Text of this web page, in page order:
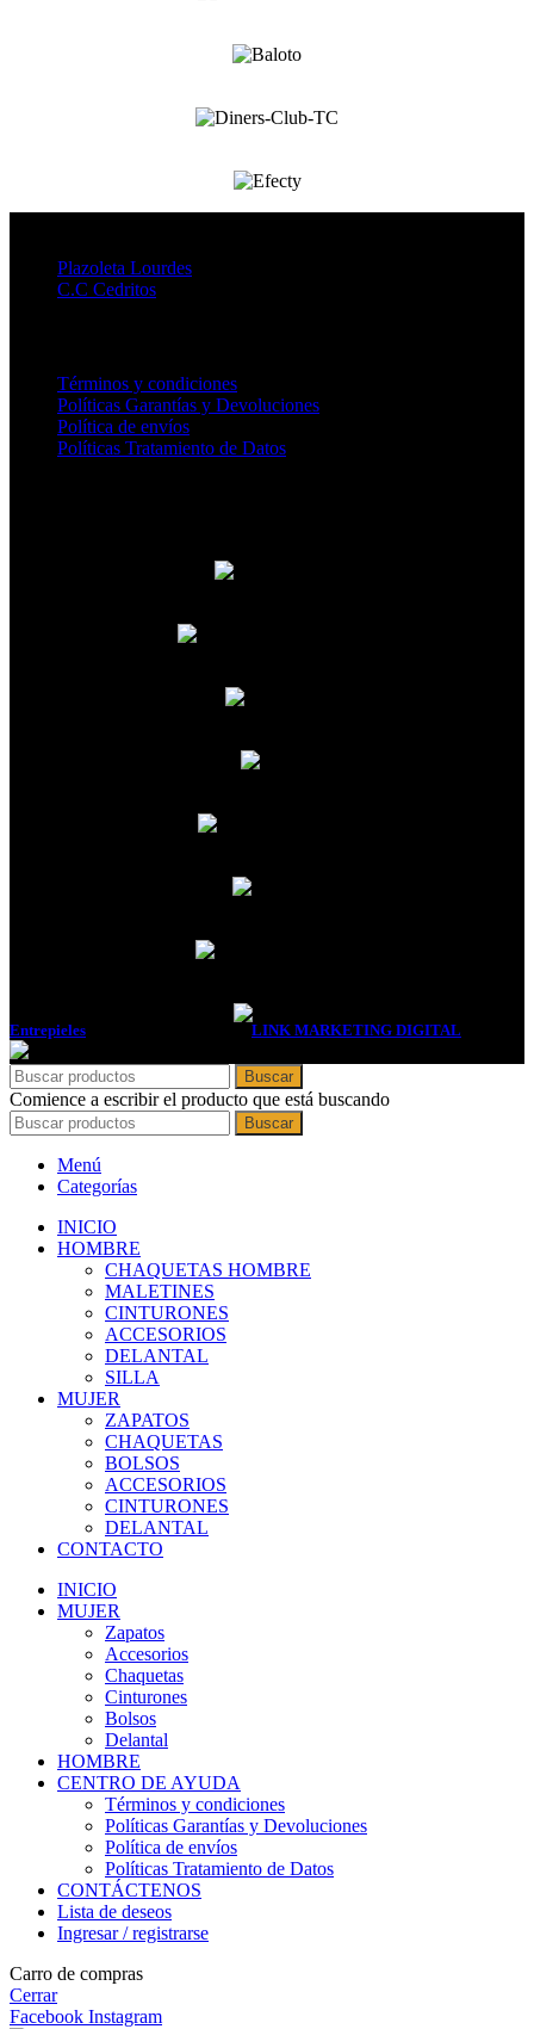
Plazoleta Lourdes
C.C Cedritos
Términos y condiciones
Políticas Garantías y Devoluciones
Política de envíos
Políticas Tratamiento de Datos
Entrepieles LINK MARKETING DIGITAL
Buscar
Comience a escribir el producto que está buscando
Buscar
Menú
Categorías
INICIO
HOMBRE
CHAQUETAS HOMBRE
MALETINES
CINTURONES
ACCESORIOS
DELANTAL
SILLA
MUJER
ZAPATOS
CHAQUETAS
BOLSOS
ACCESORIOS
CINTURONES
DELANTAL
CONTACTO
INICIO
MUJER
Zapatos
Accesorios
Chaquetas
Cinturones
Bolsos
Delantal
HOMBRE
CENTRO DE AYUDA
Términos y condiciones
Políticas Garantías y Devoluciones
Política de envíos
Políticas Tratamiento de Datos
CONTÁCTENOS
Lista de deseos
Ingresar / registrarse
Carro de compras
Cerrar
Facebook Instagram